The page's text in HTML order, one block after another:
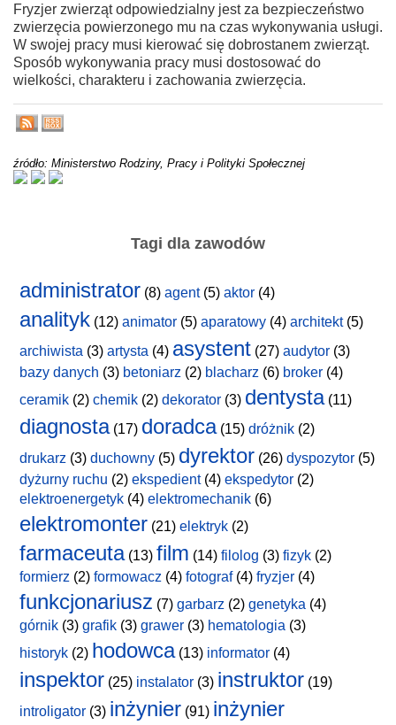
Fryzjer zwierząt odpowiedzialny jest za bezpieczeństwo
zwierzęcia powierzonego mu na czas wykonywania usługi.
W swojej pracy musi kierować się dobrostanem zwierząt.
Sposób wykonywania pracy musi dostosować do
wielkości, charakteru i zachowania zwierzęcia.
źródło: Ministerstwo Rodziny, Pracy i Polityki Społecznej
Tagi dla zawodów
administrator (8) agent(5) aktor (4)
analityk (12) animator (5) aparatowy (4) architekt(5)
archiwista (3) artysta (4) asystent (27) audytor (3)
bazy danych (3) betoniarz (2) blacharz (6) broker (4)
ceramik (2) chemik (2) dekorator (3) dentysta(11)
diagnosta(17) doradca(15) dróżnik (2)
drukarz (3) duchowny (5) dyrektor (26) dyspozytor (5)
dyżurny ruchu (2) ekspedient(4) ekspedytor (2)
elektroenergetyk (4) elektromechanik (6)
elektromonter (21) elektryk (2)
farmaceuta(13) film (14) filolog (3) fizyk (2)
formierz (2) formowacz (4) fotograf(4) fryzjer (4)
funkcjonariusz (7) garbarz (2) genetyka (4)
górnik (3) grafik (3) grawer (3) hematologia (3)
historyk (2) hodowca(13) informator (4)
inspektor (25) instalator (3) instruktor (19)
introligator (3) inżynier (91) inżynier